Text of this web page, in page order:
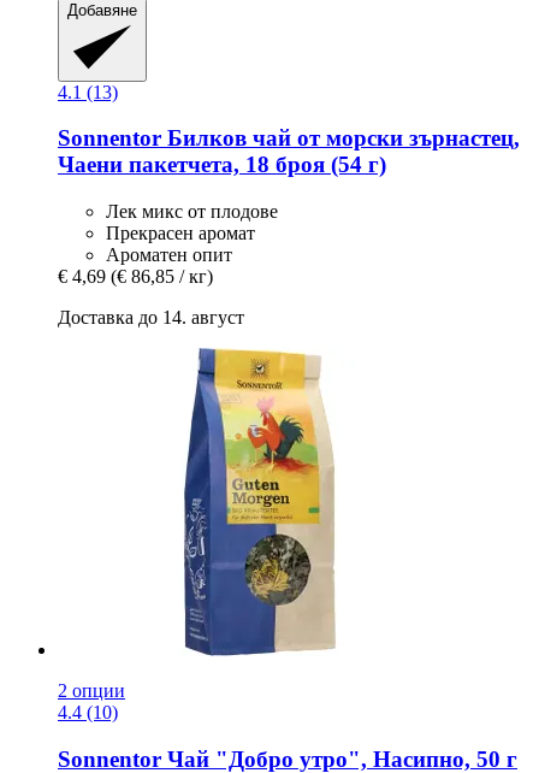
Добавяне
4.1 (13)
Sonnentor Билков чай от морски зърнастец,
Чаени пакетчета, 18 броя (54 г)
Лек микс от плодове
Прекрасен аромат
Ароматен опит
€ 4,69 (€ 86,85 / кг)
Доставка до 14. август
2 опции
4.4 (10)
Sonnentor Чай "Добро утро", Насипно, 50 г